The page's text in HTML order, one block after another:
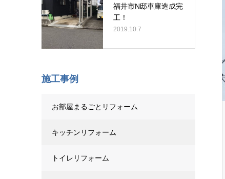
福井市N邸車庫造成完
工！
2019.10.7
施工事例
お部屋まるごとリフォーム
キッチンリフォーム
トイレリフォーム